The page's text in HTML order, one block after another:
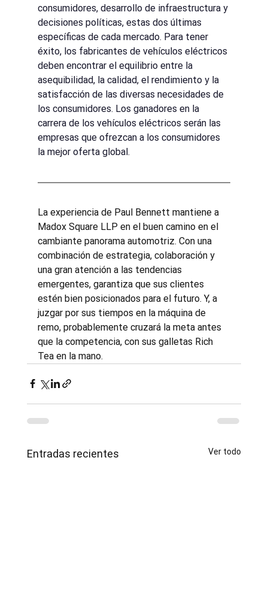
consumidores, desarrollo de infraestructura y
decisiones políticas, estas dos últimas
específicas de cada mercado. Para tener
éxito, los fabricantes de vehículos eléctricos
deben encontrar el equilibrio entre la
asequibilidad, la calidad, el rendimiento y la
satisfacción de las diversas necesidades de
los consumidores. Los ganadores en la
carrera de los vehículos eléctricos serán las
empresas que ofrezcan a los consumidores
la mejor oferta global.
La experiencia de Paul Bennett mantiene a
Madox Square LLP en el buen camino en el
cambiante panorama automotriz. Con una
combinación de estrategia, colaboración y
una gran atención a las tendencias
emergentes, garantiza que sus clientes
estén bien posicionados para el futuro. Y, a
juzgar por sus tiempos en la máquina de
remo, probablemente cruzará la meta antes
que la competencia, con sus galletas Rich
Tea en la mano.
Entradas recientes Ver todo